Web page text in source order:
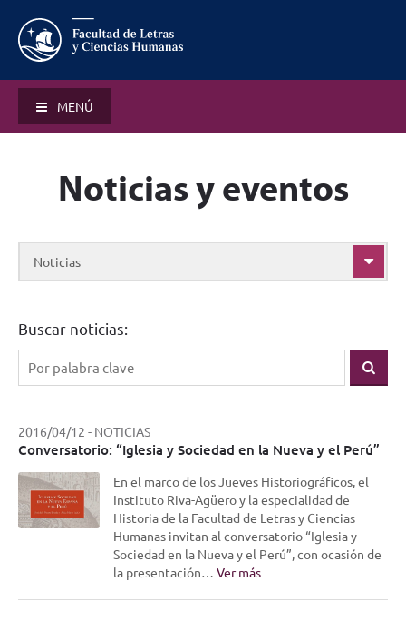
MENÚ
Noticias y eventos
Noticias
Buscar noticias:
2016/04/12 - NOTICIAS
Conversatorio: “Iglesia y Sociedad en la Nueva y el Perú”
En el marco de los Jueves Historiográficos, el
Instituto Riva-Agüero y la especialidad de
Historia de la Facultad de Letras y Ciencias
Humanas invitan al conversatorio “Iglesia y
Sociedad en la Nueva y el Perú”, con ocasión de
la presentación… Ver más